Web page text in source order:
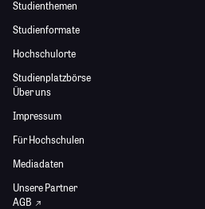
Studienthemen
Studienformate
Hochschulorte
Studienplatzbörse
Über uns
Impressum
Für Hochschulen
Mediadaten
Unsere Partner
AGB